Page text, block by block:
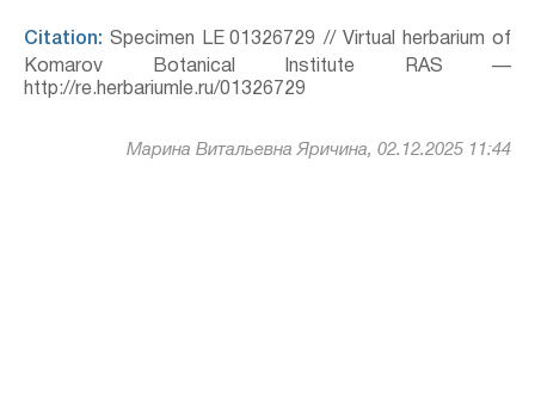
Citation: Specimen LE 01326729 // Virtual herbarium of
Komarov Botanical Institute RAS —
http://re.herbariumle.ru/01326729
Марина Витальевна Яричина, 02.12.2025 11:44